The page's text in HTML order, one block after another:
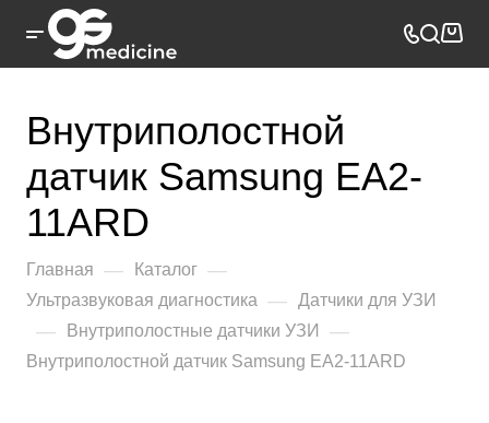
Внутриполостной
датчик Samsung EA2-
11ARD
Главная — Каталог —
Ультразвуковая диагностика — Датчики для УЗИ
— Внутриполостные датчики УЗИ —
Внутриполостной датчик Samsung EA2-11ARD